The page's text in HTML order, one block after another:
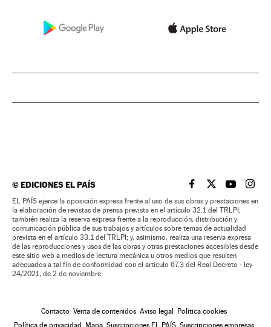
©EDICIONES EL PAÍS EL PAÍS BRASIL EN
EL PAÍSEL PAÍS
EL
EL PAÍS ejerce la oposición expresa frente al uso de sus obras y prestaciones en
la elaboración de revistas de prensa prevista en el artículo 32.1 del TRLPI;
también realiza la reserva expresa frente a la reproducción, distribución y
comunicación pública de sus trabajos y artículos sobre temas de actualidad
prevista en el artículo 33.1 del TRLPI; y, asimismo, realiza una reserva expresa
de las reproducciones y usos de las obras y otras prestaciones accesibles desde
este sitio web a medios de lectura mecánica u otros medios que resulten
adecuados a tal fin de conformidad con el artículo 67.3 del Real Decreto - ley
24/2021, de 2 de noviembre
Contacto Venta de contenidos Aviso legal Política cookies
Política de privacidad Mapa Suscripciones EL PAÍS Suscripciones empresas